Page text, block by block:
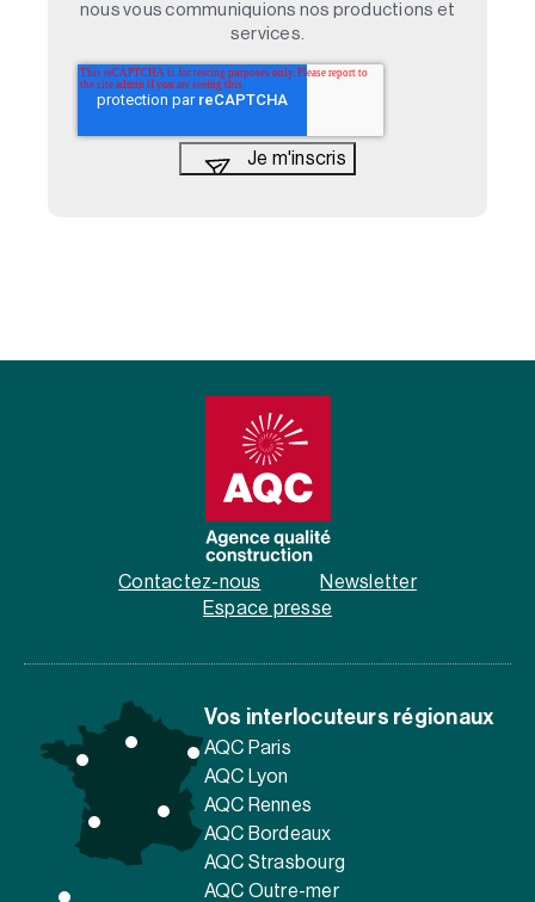
nous vous communiquions nos productions et
services.
Contactez-nous
Newsletter
Espace presse
Vos interlocuteurs régionaux
AQC Paris
AQC Lyon
AQC Rennes
AQC Bordeaux
AQC Strasbourg
AQC Outre-mer